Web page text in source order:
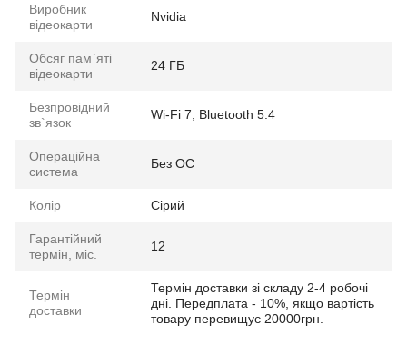
Виробник
відеокарти
Nvidia
Обсяг пам`яті
відеокарти
24 ГБ
Безпровідний
зв`язок
Wi-Fi 7, Bluetooth 5.4
Операційна
система
Без ОС
Колір Сірий
Гарантійний
термін, міс.
12
Термін
доставки
Термін доставки зі складу 2-4 робочі
дні. Передплата - 10%, якщо вартість
товару перевищує 20000грн.